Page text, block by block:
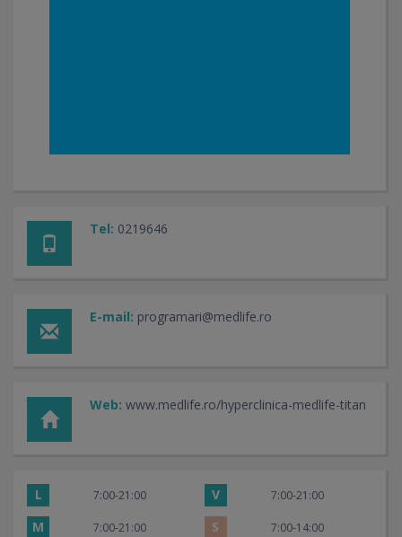
Tel: 0219646
E-mail: programari@medlife.ro
Web: www.medlife.ro/hyperclinica-medlife-titan
L 7:00-21:00 V 7:00-21:00
M 7:00-21:00 S 7:00-14:00